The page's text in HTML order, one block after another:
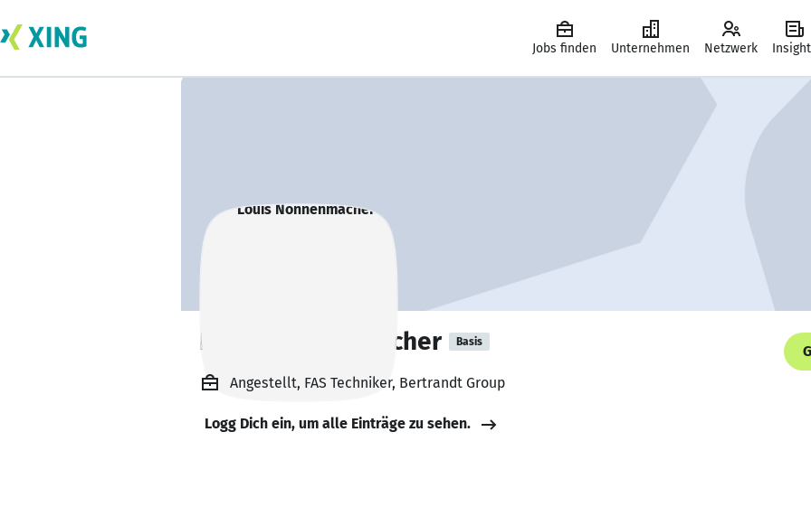
Jobs finden Unternehmen Netzwerk
Louis Nonnenmacher Basis
Angestellt, FAS Techniker, Bertrandt Group
Logg Dich ein, um alle Einträge zu sehen.